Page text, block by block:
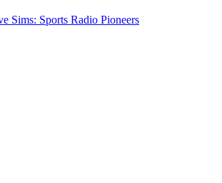
Sims: Sports Radio Pioneers